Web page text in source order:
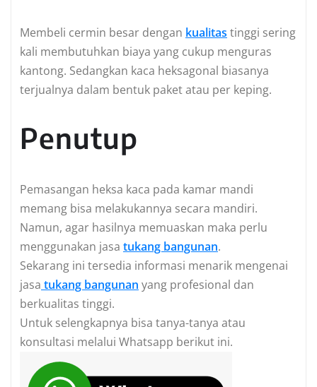
Membeli cermin besar dengan kualitas tinggi sering
kali membutuhkan biaya yang cukup menguras
kantong. Sedangkan kaca heksagonal biasanya
terjualnya dalam bentuk paket atau per keping.
Penutup
Pemasangan heksa kaca pada kamar mandi
memang bisa melakukannya secara mandiri.
Namun, agar hasilnya memuaskan maka perlu
menggunakan jasa tukang bangunan.
Sekarang ini tersedia informasi menarik mengenai
jasa tukang bangunan yang profesional dan
berkualitas tinggi.
Untuk selengkapnya bisa tanya-tanya atau
konsultasi melalui Whatsapp berikut ini.